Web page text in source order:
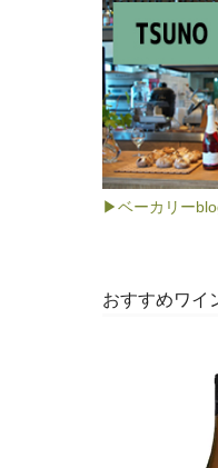
▶ベーカリー
おすすめワイ